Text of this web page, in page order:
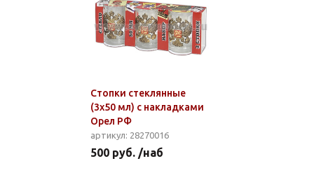
Стопки стеклянные
(3x50 мл) с накладками
Орел РФ
артикул: 28270016
500 руб. /наб